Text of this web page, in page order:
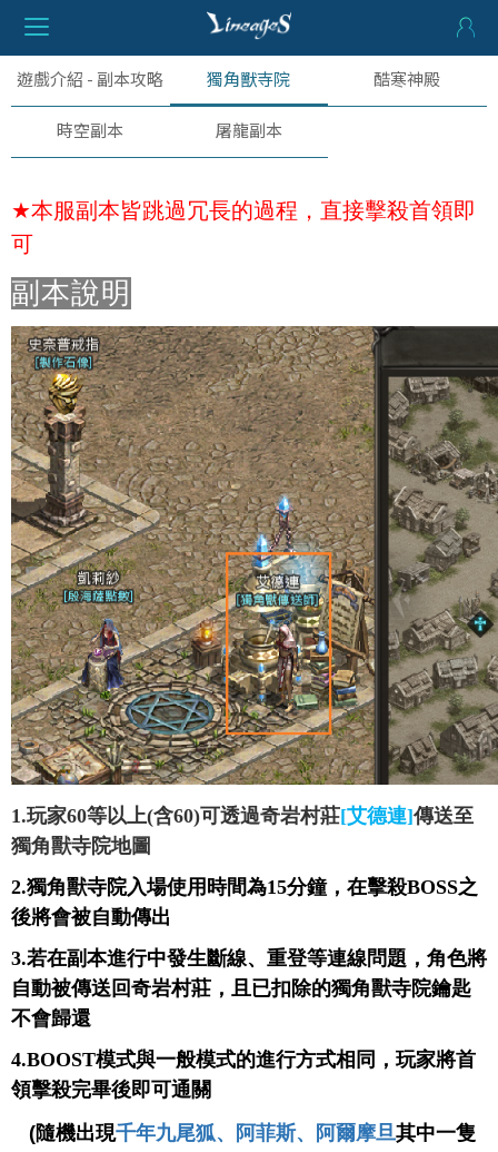
遊戲介紹 - 副本攻略 獨角獸寺院 酷寒神殿
時空副本 屠龍副本
★本服副本皆跳過冗長的過程，直接擊殺首領即
可
副本說明
1.玩家60等以上(含60)可透過奇岩村莊[艾德連]傳送至
獨角獸寺院地圖
2.獨角獸寺院入場使用時間為15分鐘，在擊殺BOSS之
後將會被自動傳出
3.若在副本進行中發生斷線、重登等連線問題，角色將
自動被傳送回奇岩村莊，且已扣除的獨角獸寺院鑰匙
不會歸還
4.BOOST模式與一般模式的進行方式相同，玩家將首
領擊殺完畢後即可通關
(隨機出現千年九尾狐、阿菲斯、阿爾摩旦其中一隻